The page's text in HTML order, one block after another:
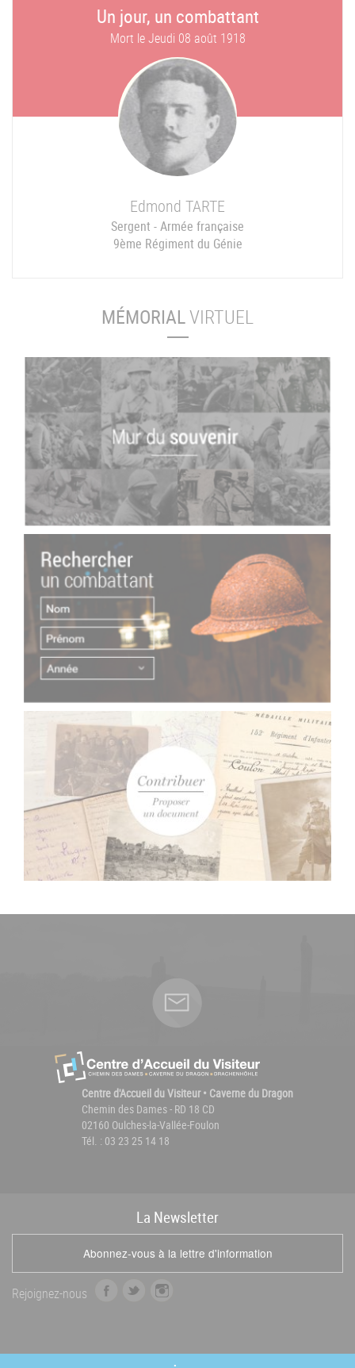
Un jour, un combattant
Mort leJeudi 08 août 1918
Edmond TARTE
Sergent - Armée française
9ème Régiment du Génie
MÉMORIALVIRTUEL
Centre d'Accueil du Visiteur • Caverne du Dragon
Chemin des Dames - RD 18 CD
02160 Oulches-la-Vallée-Foulon
Tél. : 03 23 25 14 18
La Newsletter
Abonnez-vous à la lettre d'information
Rejoignez-nous
b
t
a